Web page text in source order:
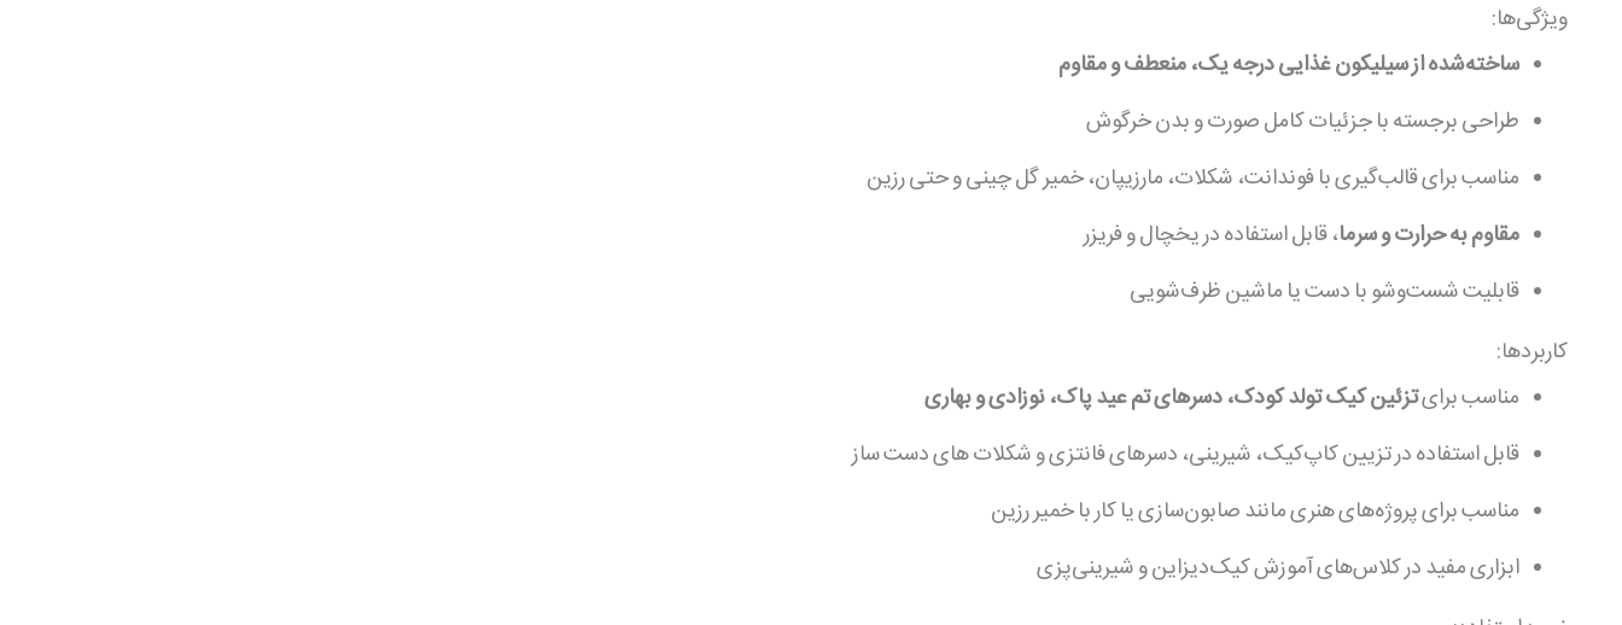
ویژگی‌ها:
ساخته‌شده از سیلیکون غذایی درجه یک، منعطف و مقاوم
طراحی برجسته با جزئیات کامل صورت و بدن خرگوش
مناسب برای قالب‌گیری با فوندانت، شکلات، مارزیپان، خمیر گل چینی و حتی رزین
مقاوم به حرارت و سرما، قابل استفاده در یخچال و فریزر
قابلیت شست‌وشو با دست یا ماشین ظرف‌شویی
کاربردها:
مناسب برایتزئین کیک تولد کودک، دسرهای تم عید پاک، نوزادی و بهاری
قابل استفاده در تزیین کاپ‌کیک، شیرینی، دسرهای فانتزی و شکلات‌ های دست‌ ساز
مناسب برای پروژه‌های هنری مانند صابون‌سازی یا کار با خمیر رزین
ابزاری مفید در کلاس‌های آموزش کیک‌دیزاین و شیرینی‌پزی